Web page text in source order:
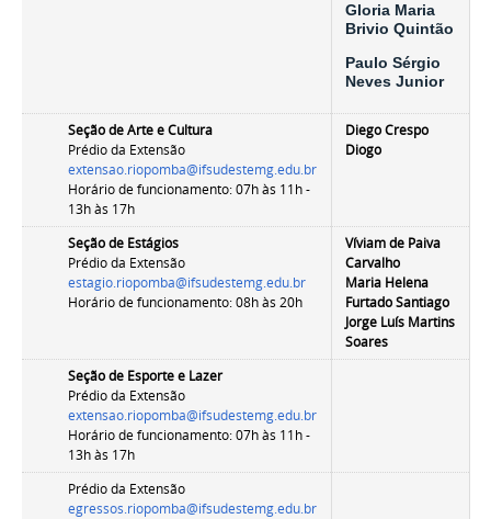
Gloria Maria
Brivio Quintão
Paulo Sérgio
Neves Junior
Seção de Arte e Cultura
Prédio da Extensão
extensao.riopomba@ifsudestemg.edu.br
Horário de funcionamento:07h às 11h -
13h às 17h
Diego Crespo
Diogo
Seção de Estágios
Prédio da Extensão
estagio.riopomba@ifsudestemg.edu.br
Horário de funcionamento: 08h às 20h
Víviam de Paiva
Carvalho
Maria Helena
Furtado Santiago
Jorge Luís Martins
Soares
Seção de Esporte e Lazer
Prédio da Extensão
extensao.riopomba@ifsudestemg.edu.br
Horário de funcionamento:07h às 11h -
13h às 17h
Prédio da Extensão
egressos.riopomba@ifsudestemg.edu.br